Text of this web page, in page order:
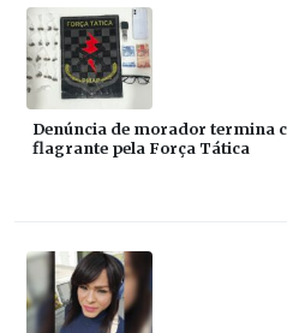
Denúncia de morador termina
flagrante pela Força Tática